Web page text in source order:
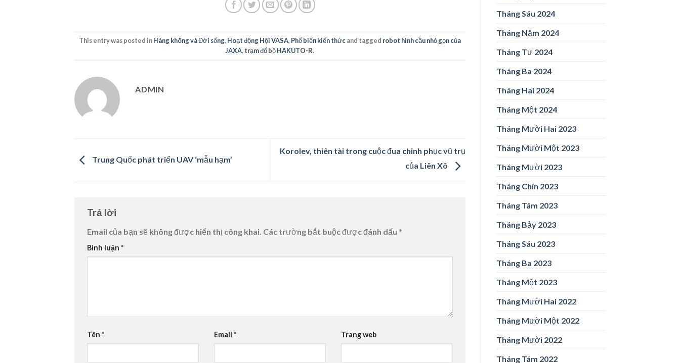
This entry was posted inHàng không và Đời sống, Hoạt động Hội VASA, Phổ biến kiến thứcand tagged robot hình cầu nhỏ gọn của
JAXA, trạm đổ bộ HAKUTO-R.
ADMIN
Trung Quốc phát triển UAV ‘mẫu hạm’
Korolev, thiên tài trong cuộc đua chinh phục vũ trụ
của Liên Xô
Trả lời
Email của bạn sẽ không được hiển thị công khai. Các trường bắt buộc được đánh dấu *
Bình luận *
Tên * Email * Trang web
Tháng Sáu 2024
Tháng Năm 2024
Tháng Tư 2024
Tháng Ba 2024
Tháng Hai 2024
Tháng Một 2024
Tháng Mười Hai 2023
Tháng Mười Một 2023
Tháng Mười 2023
Tháng Chín 2023
Tháng Tám 2023
Tháng Bảy 2023
Tháng Sáu 2023
Tháng Ba 2023
Tháng Một 2023
Tháng Mười Hai 2022
Tháng Mười Một 2022
Tháng Mười 2022
Tháng Tám 2022